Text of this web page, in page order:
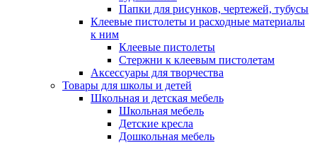
Папки для рисунков, чертежей, тубусы
Клеевые пистолеты и расходные материалы
к ним
Клеевые пистолеты
Стержни к клеевым пистолетам
Аксессуары для творчества
Товары для школы и детей
Школьная и детская мебель
Школьная мебель
Детские кресла
Дошкольная мебель